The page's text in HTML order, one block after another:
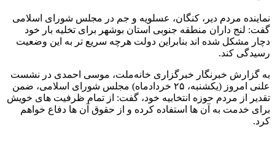
نماینده مردم دیر، کنگان، عسلویه و جم در مجلس شورای اسلامی
گفت: لنج داران منطقه جنوبی استان بوشهر برای تخلیه بار خود
دچار مشکل شده اند بنابراین دولت هرچه سریع تر به این وضعیت
رسیدگی کند.
به گزارش خبرنگار خبرگزاری خانه‌ملت، موسی احمدی در نشست
علنی امروز (یکشنبه، ۲۵ خردادماه) مجلس شورای اسلامی، ضمن
تقدیر از مردم حوزه انتخابیه خود، گفت: از تمام ظرفیت های خویش
برای خدمت به آن ها استفاده کرده و از حقوق آن ها دفاع خواهم
کرد.